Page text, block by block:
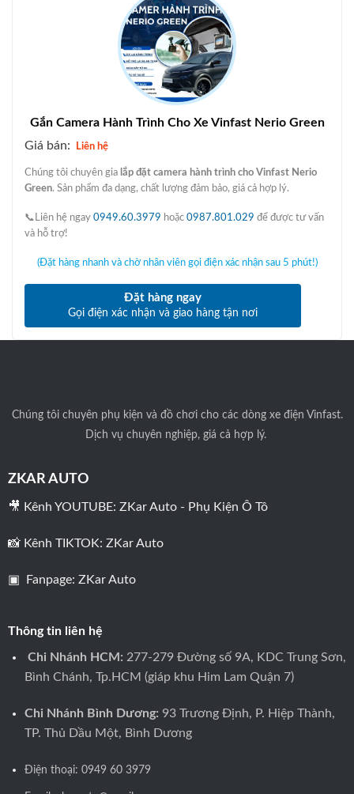
Gắn Camera Hành Trình Cho Xe Vinfast Nerio Green
Giá bán:
Liên hệ
Chúng tôi chuyên gia lắp đặt camera hành trình cho Vinfast Nerio
Green. Sản phẩm đa dạng, chất lượng đảm bảo, giá cả hợp lý.
📞Liên hệ ngay 0949.60.3979 hoặc 0987.801.029 để được tư vấn
và hỗ trợ!
(Đặt hàng nhanh và chờ nhân viên gọi điện xác nhận sau 5 phút!)
Đặt hàng ngay
Gọi điện xác nhận và giao hàng tận nơi
Chúng tôichuyên phụ kiện và đồ chơi cho các dòng xe điện Vinfast.
Dịch vụ chuyên nghiệp, giá cả hợp lý.
ZKAR AUTO
🎥 Kênh YOUTUBE: ZKar Auto - Phụ Kiện Ô Tô
📸 Kênh TIKTOK: ZKar Auto
▣ Fanpage: ZKar Auto
Thông tin liên hệ
Chi Nhánh HCM: 277-279 Đường số 9A, KDC Trung Sơn,
Bình Chánh, Tp.HCM (giáp khu Him Lam Quận 7)
Chi Nhánh Bình Dương: 93 Trương Định, P. Hiệp Thành,
TP. Thủ Dầu Một, Bình Dương
Điện thoại: 0949 60 3979